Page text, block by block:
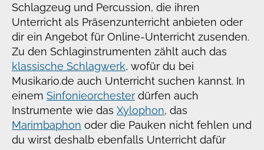
Schlagzeug und Percussion, die ihren
Unterricht als Präsenzunterricht anbieten oder
dir ein Angebot für Online-Unterricht zusenden.
Zu den Schlaginstrumenten zählt auch das
klassische Schlagwerk, wofür du bei
Musikario.de auch Unterricht suchen kannst. In
einem Sinfonieorchester dürfen auch
Instrumente wie das Xylophon, das
Marimbaphon oder die Pauken nicht fehlen und
du wirst deshalb ebenfalls Unterricht dafür